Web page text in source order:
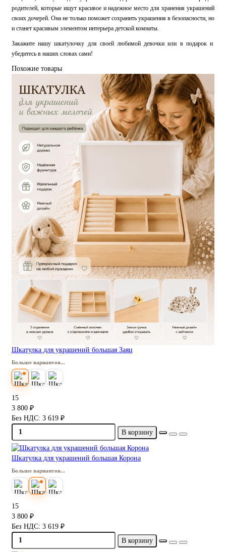
родителей, которые ищут красивое и надежное место для хранения украшений
своих дочерей. Она не только поможет сохранить украшения в безопасности, но
и станет красивым элементом интерьера детской комнаты.
Закажите нашу шкатулочку для своей любимой девочки или в подарок и
убедитесь в наших словах сами!
Похожие товары
Шкатулка для украшений большая Заяц
Больше вариантов...
15
3 800 ₽
Без НДС: 3 619 ₽
В корзину
Шкатулка для украшений большая Корона
Больше вариантов...
15
3 800 ₽
Без НДС: 3 619 ₽
В корзину